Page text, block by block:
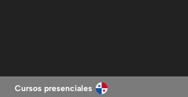
Cursos presenciales